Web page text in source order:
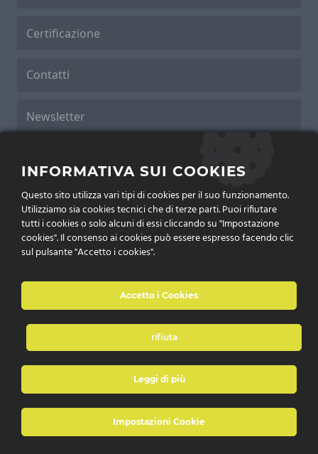
Certificazione
Contatti
Newsletter
Privacy Policy
è un marchio di P&P Technology Srl
INFORMATIVA SUI COOKIES
Questo sito utilizza vari tipi di cookies per il suo funzionamento.
Utilizziamo sia cookies tecnici che di terze parti. Puoi rifiutare
tutti i cookies o solo alcuni di essi cliccando su "Impostazione
cookies". Il consenso ai cookies può essere espresso facendo clic
sul pulsante "Accetto i cookies".
Accetto i Cookies
rifiuta
Leggi di più
Impostazioni Cookie